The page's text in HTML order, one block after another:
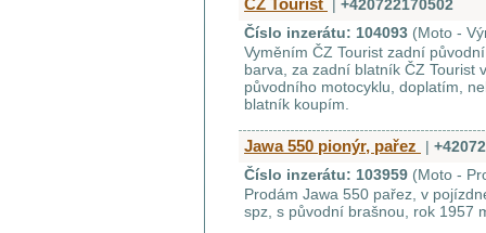
ČZ Tourist | +420722170502
Číslo inzerátu: 104093 (Moto -
Vyměním ČZ Tourist zadní
barva, za zadní blatník ČZ Tourist
původního motocyklu, doplatím,
blatník koupím.
Jawa 550 pionýr, pařez |
Číslo inzerátu: 103959 (Moto -
Prodám Jawa 550 pařez, v
spz, s původní brašnou, rok 1957